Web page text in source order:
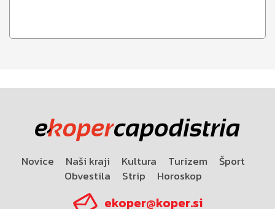
Novice Naši kraji Kultura Turizem
Šport
Obvestila
Strip Horoskop
ekoper@koper.si